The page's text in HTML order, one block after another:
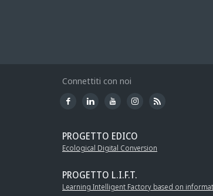
Connettiti con noi
PROGETTO EDICO
Ecological Digital Conversion
PROGETTO L.I.F.T.
Learning Intelligent Factory based on